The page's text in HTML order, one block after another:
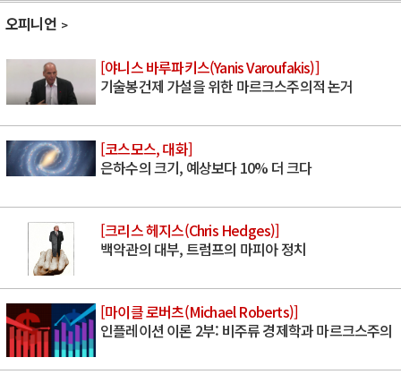
오피니언
[야니스 바루파키스(Yanis Varoufakis)]
기술봉건제 가설을 위한 마르크스주의적 논거
[코스모스, 대화]
은하수의 크기, 예상보다 10% 더 크다
[크리스 헤지스(Chris Hedges)]
백악관의 대부, 트럼프의 마피아 정치
[마이클 로버츠(Michael Roberts)]
인플레이션 이론 2부: 비주류 경제학과 마르크스주의